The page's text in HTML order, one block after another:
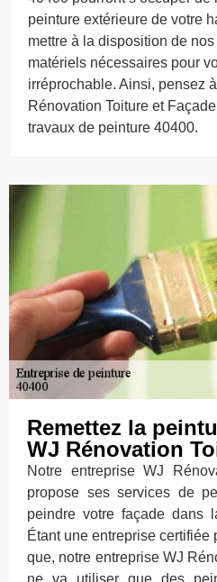
peinture extérieure de votre
mettre à la disposition de
matériels nécessaires pour
irréprochable. Ainsi, pensez
Rénovation Toiture et
travaux de peinture 40400.
Remettez la
WJ Rénovation
Notre entreprise WJ
propose ses services de
peindre votre façade dans
Étant une entreprise certifiée
que, notre entreprise WJ
ne va utiliser que des